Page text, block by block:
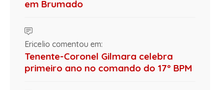
em Brumado
Ericelio comentou em:
Tenente-Coronel Gilmara celebra
primeiro ano no comando do 17º BPM